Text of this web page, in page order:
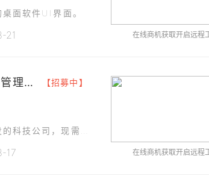
面软件UI界面。
21 在线商机获取开启远程
### **海南某网络科技有限公司微信公众号管理平台UI设计** 【招募中】
17 在线商机获取开启远程